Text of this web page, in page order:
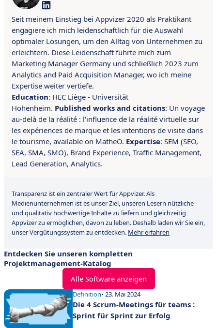
Seit meinem Einstieg bei Appvizer 2020 als Praktikant
engagiere ich mich leidenschaftlich für die Auswahl
optimaler Lösungen, um den Alltag von Unternehmen zu
erleichtern. Diese Leidenschaft führte mich zum
Marketing Manager Germany und schließlich 2023 zum
Analytics and Paid Acquisition Manager, wo ich meine
Expertise weiter vertiefe.
Education: HEC Liège - Universität
Hohenheim. Published works and citations: Un voyage
au-delà de la réalité : l'influence de la réalité virtuelle sur
les expériences de marque et les intentions de visite dans
le tourisme, available on MatheO. Expertise: SEM (SEO,
SEA, SMA, SMO), Brand Experience, Traffic Management,
Lead Generation, Analytics.
Transparenz ist ein zentraler Wert für Appvizer. Als
Medienunternehmen ist es unser Ziel, unseren Lesern nützliche
und qualitativ hochwertige Inhalte zu liefern und gleichzeitig
Appvizer zu ermöglichen, davon zu leben. Deshalb laden wir Sie ein,
unser Vergütungssystem zu entdecken. Mehr erfahren
Entdecken Sie unseren kompletten
Projektmanagement-Katalog
Alle Software anzeigen
Definition• 23. Mai 2024
Die 4 Scrum-Meetings für teams :
Sprint für Sprint zur Erfolg